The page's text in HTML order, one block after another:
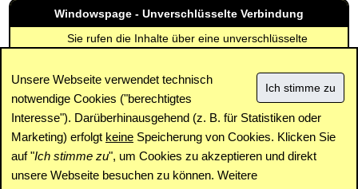
Unsere Webseite verwendet technisch
notwendige Cookies ("berechtigtes
Interesse"). Darüberhinausgehend (z. B. für Statistiken oder
Marketing) erfolgt keine Speicherung von Cookies. Klicken Sie
auf "Ich stimme zu", um Cookies zu akzeptieren und direkt
unsere Webseite besuchen zu können. Weitere
Windowspage - Unverschlüsselte Verbindung
Sie rufen die Inhalte über eine unverschlüsselte
verschlüsselte Verbindung (SSL) abgerufen werden:
https://www.windowspage.de/updates/016582.html
Impressum | Kontakt | Datenschutz / Cookies |
SPAM /
Abuse
| Newsletter | Forum